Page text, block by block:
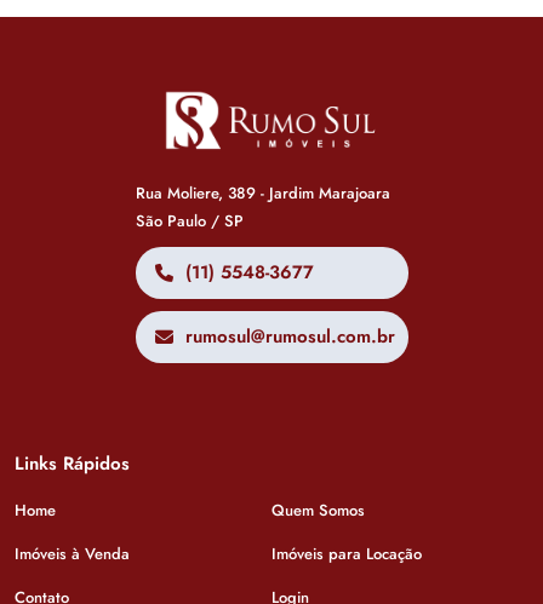
Rua Moliere, 389 - Jardim Marajoara
São Paulo / SP
(11) 5548-3677
rumosul@rumosul.com.br
Links Rápidos
Home
Quem Somos
Imóveis à Venda
Imóveis para Locação
Contato
Login